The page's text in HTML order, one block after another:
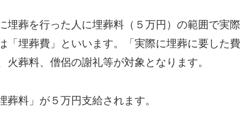
葬を行った人に埋葬料（５万円）の範囲で実際
「埋葬費」といいます。「実際に埋葬に要した費
葬料、僧侶の謝礼等が対象となります。
料」が５万円支給されます。